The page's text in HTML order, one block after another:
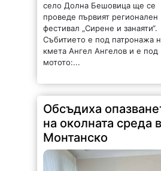
село Долна Бешовица ще се
проведе първият регионален
фестивал „Сирене и занаяти“.
Събитието е под патронажа
кмета Ангел Ангелов и е под
мотото:...
Обсъдиха
на околната среда в
Монтанско